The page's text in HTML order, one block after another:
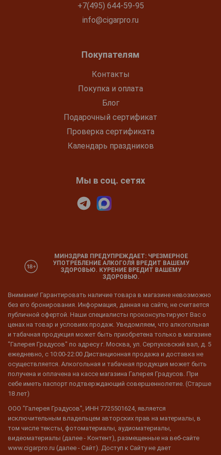
+7(495) 644-59-95
info@cigarpro.ru
Покупателям
Контакты
Покупка и оплата
Блог
Подарочный сертификат
Проверка сертификата
Календарь праздников
Мы в соц. сетях
МИНЗДРАВ ПРЕДУПРЕЖДАЕТ: ЧРЕЗМЕРНОЕ
УПОТРЕБЛЕНИЕ АЛКОГОЛЯ ВРЕДИТ ВАШЕМУ
ЗДОРОВЬЮ. КУРЕНИЕ ВРЕДИТ ВАШЕМУ
ЗДОРОВЬЮ.
Внимание! Гарантировать наличие товара в магазине невозможно
без его бронирования. Информация, данная на сайте, не считается
публичной офертой. Наши специалисты проконсультируют Вас о
ценах на товар и условиях продаж. Уведомляем, что алкогольная
и табачная продукция может быть приобретена только в магазине
"Галерея Градусов" по адресу г. Москва, ул. Серпуховский вал, д. 5
ежедневно, с 10:00-22:00 Дистанционная продажа и доставка не
осуществляется. Алкогольная и табачная продукция может быть
получена и оплачена на кассе магазина Галерея Градусов. При
себе иметь паспорт подтверждающий совершеннолетие. (Старше
18 лет)
ООО "Галерея Градусов", ИНН 7725501624, является
исключительным владельцем авторских прав на материалы, в
том числе тексты, фотоматериалы, аудиоматериалы,
видеоматериалы (далее - Контент), размещенные на веб-сайте
www.cigarpro.ru (далее - Сайт). Доступ к Сайту не дает